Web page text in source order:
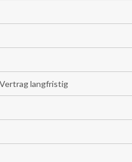
langfristig